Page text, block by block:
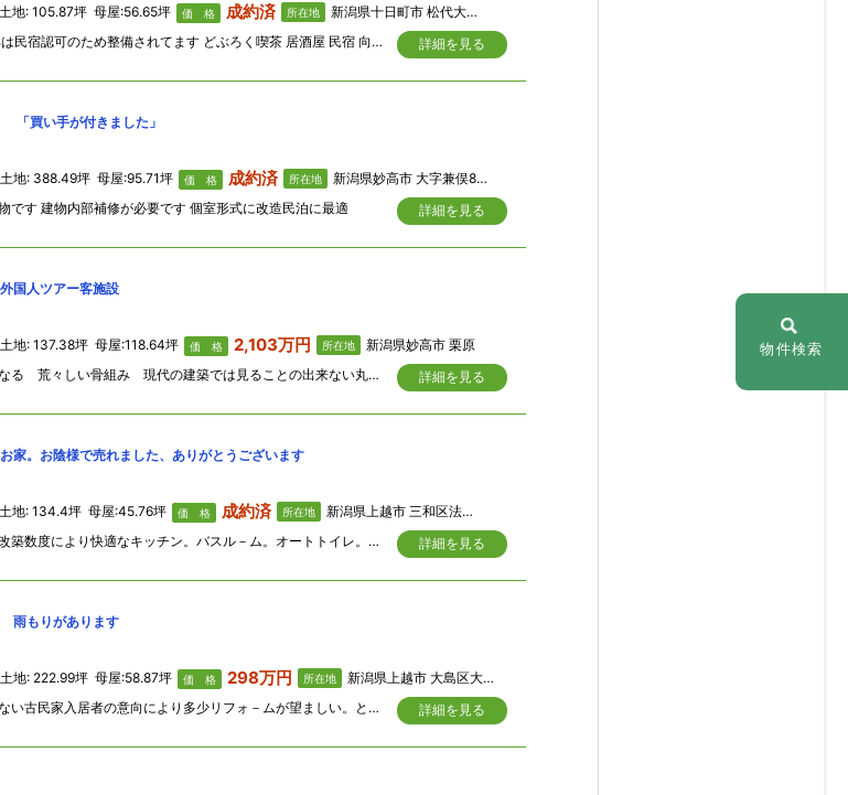
土地: 105.87坪 母屋:56.65坪 価 格 成約済 所在地
新潟県十日町市 松代大字坂ノ下 2067-1，2066-1
街中にある古い建物 内部は民宿認可のため整備されてます どぶろく喫茶 居酒屋 民宿 向きです
詳細を見る
「買い手が付きました」
土地: 388.49坪 母屋:95.71坪 価 格 成約済 所在地
新潟県妙高市 大字兼俣87番地
です 建物内部補修が必要です 個室形式に改造民泊に最適
詳細を見る
国人ツアー客施設
土地: 137.38坪 母屋:118.64坪 価 格 2,103万円 所在地
新潟県妙高市 栗原
昭和３年新築 ９７年となる 荒々しい骨組み 現代の建築では見ることの出来ない丸太の原木が見事に組み合わさっている
詳細を見る
家。お陰様で売れました、ありがとうございます
土地: 134.4坪 母屋:45.76坪 価 格 成約済 所在地
新潟県上越市 三和区法花寺655-1
築年数は４６年ですが増改築数度により快適なキッチン。バスル－ム。オートトイレ。２階は改装済洋間となっています、 作業物置があります、乗り入れ段差があります少し手を入れると車庫になります 東面神社仏閣のような造り庭です
詳細を見る
雨もりがあります
土地: 222.99坪 母屋:58.87坪 価 格 298万円 所在地
新潟県上越市 大島区大平 5450
街道の奥に入った残り少ない古民家入居者の意向により多少リフォ－ムが望ましい。とてもユニ－クな部屋割りなので仲間などで野外活動に格好の物件です
詳細を見る
物件検索